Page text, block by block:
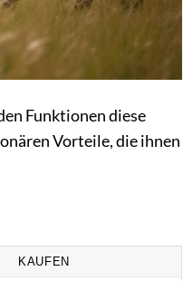
Funktionen diese
Vorteile, die ihnen
KAUFEN